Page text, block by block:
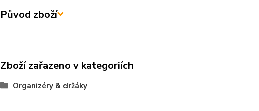
Původ zboží
Zboží zařazeno v kategoriích
Organizéry & držáky